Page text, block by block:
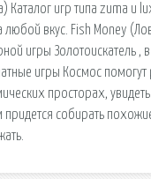
Каталог игр типа zuma и
любой вкус. Fish Money
игры Золотоискатель
игры Космос
просторах,
придется собирать